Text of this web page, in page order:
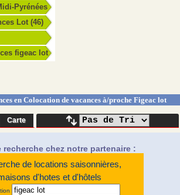
Pyrénées
Lot (46)
figeac lot
en Colocation de vacances à/proche Figeac lot
Carte
recherche chez notre partenaire :
de locations saisonnières,
d'hotes et d'hôtels